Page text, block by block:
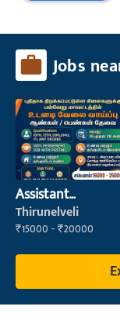
Jobs
Assistant
Manager
Thirunelveli
₹15000 - ₹20000